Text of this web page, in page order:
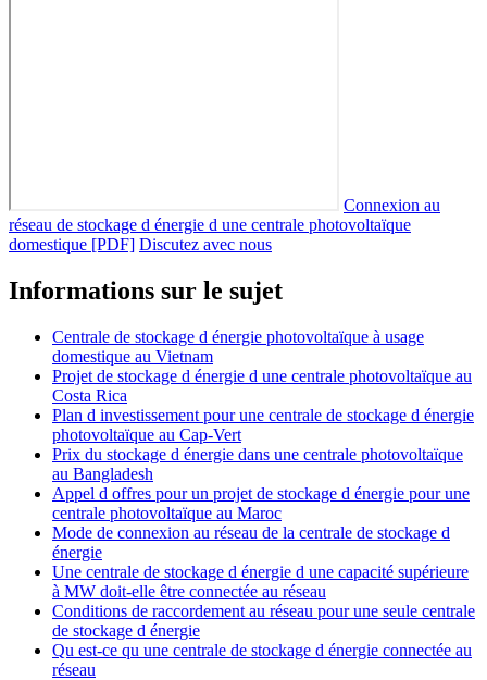
Connexion au
réseau de stockage d énergie d une centrale photovoltaïque
domestique [PDF] Discutez avec nous
Informations sur le sujet
Centrale de stockage d énergie photovoltaïque à usage
domestique au Vietnam
Projet de stockage d énergie d une centrale photovoltaïque au
Costa Rica
Plan d investissement pour une centrale de stockage d énergie
photovoltaïque au Cap-Vert
Prix du stockage d énergie dans une centrale photovoltaïque
au Bangladesh
Appel d offres pour un projet de stockage d énergie pour une
centrale photovoltaïque au Maroc
Mode de connexion au réseau de la centrale de stockage d
énergie
Une centrale de stockage d énergie d une capacité supérieure
à MW doit-elle être connectée au réseau
Conditions de raccordement au réseau pour une seule centrale
de stockage d énergie
Qu est-ce qu une centrale de stockage d énergie connectée au
réseau